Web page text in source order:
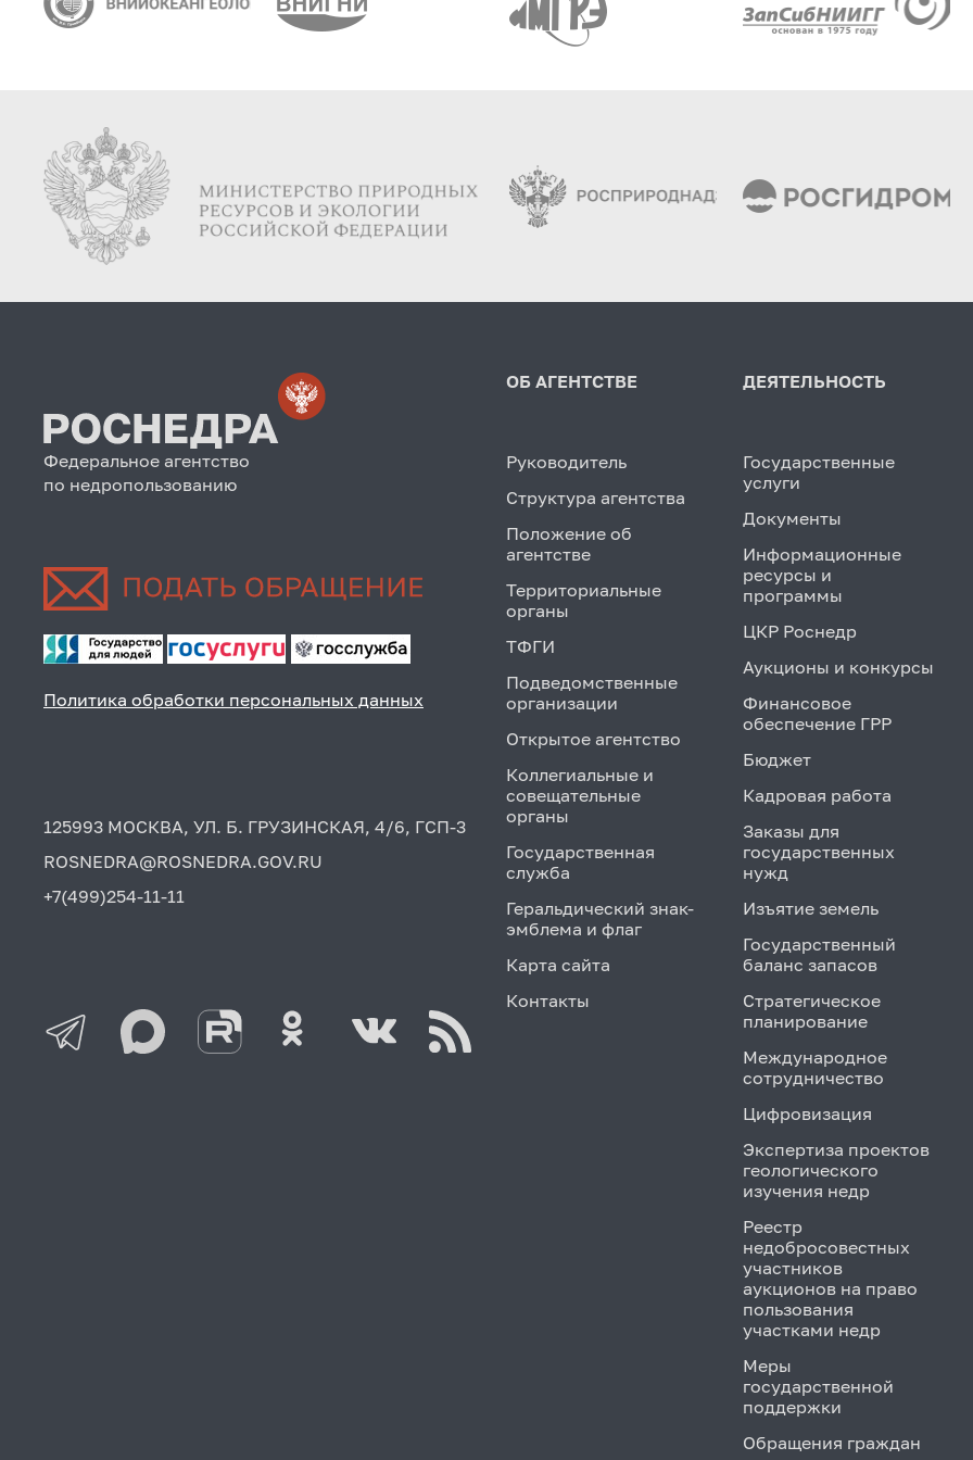
Федеральное агентство
по недропользованию
Политика обработки персональных данных
125993 МОСКВА, УЛ. Б. ГРУЗИНСКАЯ, 4/6, ГСП-3
ROSNEDRA@ROSNEDRA.GOV.RU
+7(499)254-11-11
ОБ АГЕНТСТВЕ
Руководитель
Структура агентства
Положение об
агентстве
Территориальные
органы
ТФГИ
Подведомственные
организации
Открытое агентство
Коллегиальные и
совещательные
органы
Государственная
служба
Геральдический знак-
эмблема и флаг
Карта сайта
Контакты
ДЕЯТЕЛЬНОСТЬ
Государственные
услуги
Документы
Информационные
ресурсы и
программы
ЦКР Роснедр
Аукционы и конкурсы
Финансовое
обеспечение ГРР
Бюджет
Кадровая работа
Заказы для
государственных
нужд
Изъятие земель
Государственный
баланс запасов
Стратегическое
планирование
Международное
сотрудничество
Цифровизация
Экспертиза проектов
геологического
изучения недр
Реестр
недобросовестных
участников
аукционов на право
пользования
участками недр
Меры
государственной
поддержки
Обращения граждан